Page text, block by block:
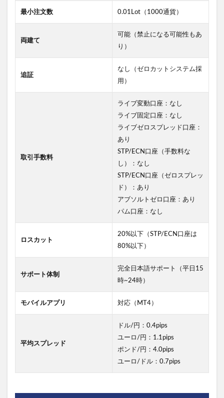
最小注文数 0.01Lot（1000通貨）
両建て
可能（禁止になる可能性もあ
り）
追証
なし（ゼロカットシステム採
用）
取引手数料
ライブ変動口座：なし
ライブ固定口座：なし
ライブゼロスプレッド口座：
あり
STP/ECN口座（手数料な
し）：なし
STP/ECN口座（ゼロスプレッ
ド）：あり
アブソルトゼロ口座：あり
パム口座：なし
ロスカット
20%以下（STP/ECN口座は
80%以下）
サポート体制
完全日本語サポート（平日15
時~24時）
モバイルアプリ 対応（MT4）
平均スプレッド
ドル/円：0.4pips
ユーロ/円：1.1pips
ポンド/円：4.0pips
ユーロ/ドル：0.7pips